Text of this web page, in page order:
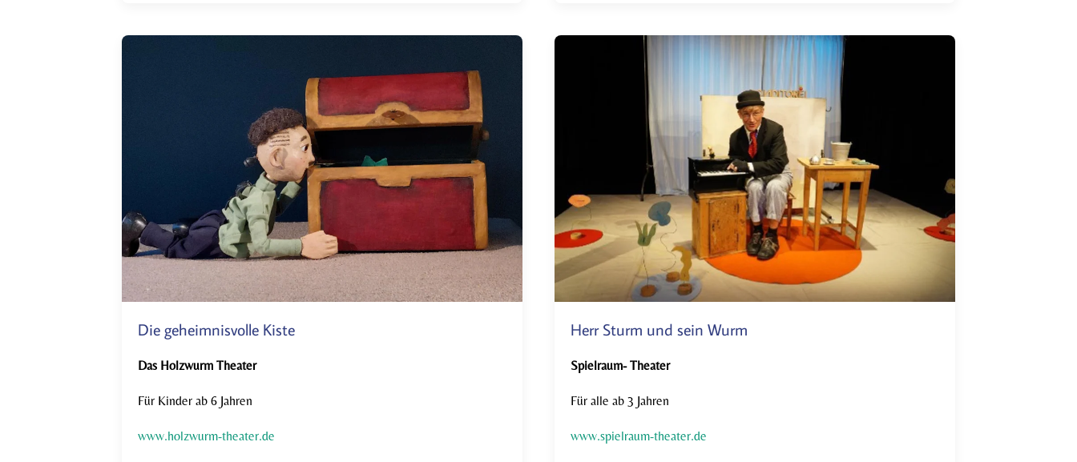
Die geheimnisvolle Kiste
Das Holzwurm Theater
Für Kinder ab 6 Jahren
www.holzwurm-theater.de
Herr Sturm und sein Wurm
Spielraum- Theater
Für alle ab 3 Jahren
www.spielraum-theater.de